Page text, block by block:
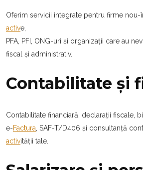
Oferim servicii integrate pentru firme nou-
active,
PFA, PFI, ONG-uri și organizații care au
fiscal și administrativ.
Contabilitate și
Contabilitate financiară, declarații fiscale,
e-Factura, SAF-T/D406 și consultanță
activității tale.